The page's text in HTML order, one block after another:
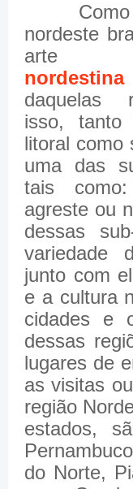
Como
nordeste
nordestina
daquelas
isso,
litoral como
uma das
tais
agreste ou
dessas
variedade
junto com
e a cultura
cidades e
dessas
lugares de
as visitas
região
estados,
do Norte,